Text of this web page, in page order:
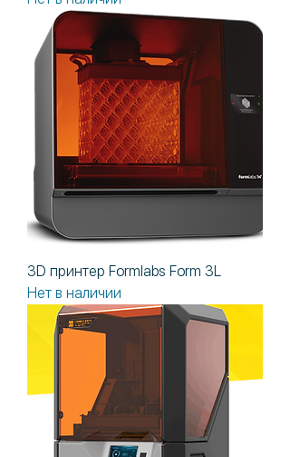
3D принтер Formlabs Form 3L
Нет в наличии